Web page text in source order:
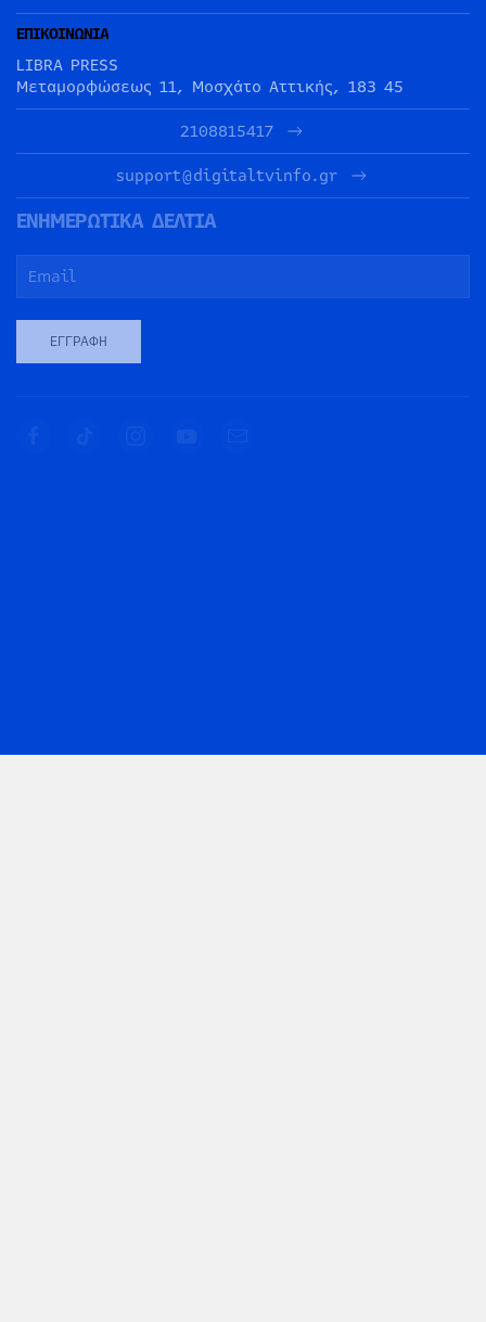
ΕΠΙΚΟΙΝΩΝΙΑ
LIBRA PRESS
Μεταμορφώσεως 11, Μοσχάτο Αττικής, 183 45
2108815417
support@digitaltvinfo.gr
ΕΝΗΜΕΡΩΤΙΚΑ ΔΕΛΤΙΑ
ΕΓΓΡΑΦΉ